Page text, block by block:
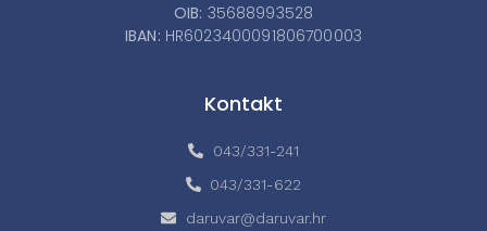
OIB: 35688993528
IBAN: HR6023400091806700003
Kontakt
043/331-241
043/331-622
daruvar@daruvar.hr